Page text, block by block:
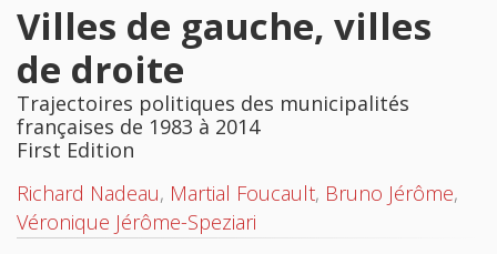
Villes de gauche, villes
de droite
Trajectoires politiques des municipalités
françaises de 1983 à 2014
First Edition
Richard Nadeau, Martial Foucault, Bruno Jérôme,
Véronique Jérôme-Speziari